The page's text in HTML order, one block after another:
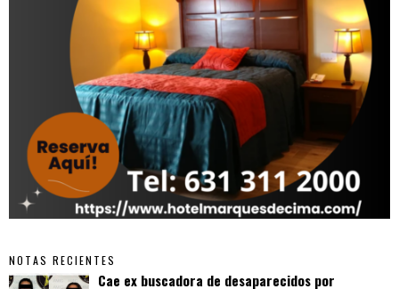
NOTAS RECIENTES
Cae ex buscadora de desaparecidos por